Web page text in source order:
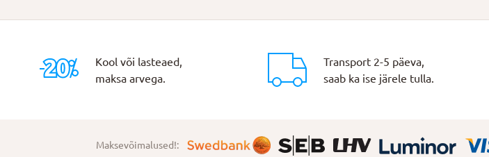
Kool või lasteaed,
maksa arvega.
Transport 2-5 päeva,
saab ka ise järele tulla.
Maksevõimalused!: